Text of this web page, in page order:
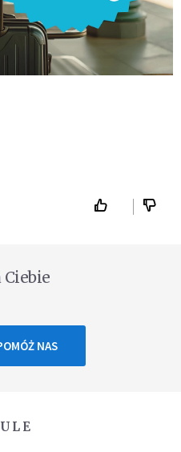
NAS